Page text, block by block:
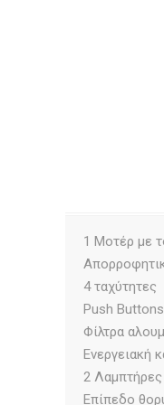
1 Μοτέρ με
4 ταχύτητες
Push Buttons
Φίλτρα
Ενεργειακή
2 Λαμπτήρες
Επίπεδο